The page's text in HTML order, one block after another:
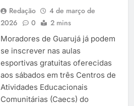
Redação
4 de março de
2026
0 2 mins
Moradores de Guarujá já podem
se inscrever nas aulas
esportivas gratuitas oferecidas
aos sábados em três Centros de
Atividades Educacionais
Comunitárias (Caecs) do